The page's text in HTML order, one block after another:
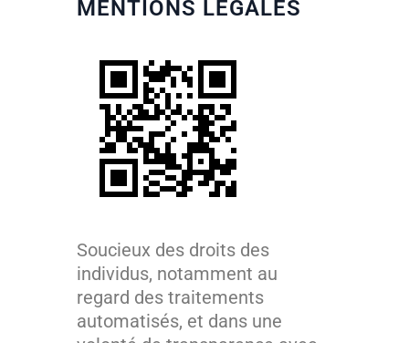
MENTIONS LEGALES
Soucieux des droits des
individus, notamment au
regard des traitements
automatisés, et dans une